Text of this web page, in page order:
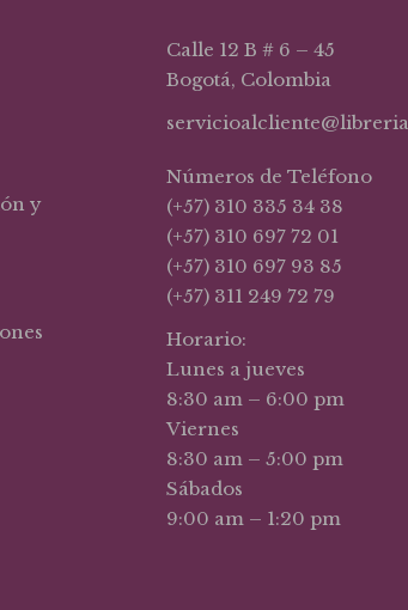
y
Calle 12 B # 6 – 45
Bogotá, Colombia
Números de Teléfono
(+57) 310 335 34 38
(+57) 310 697 72 01
(+57) 310 697 93 85
(+57) 311 249 72 79
Horario:
Lunes a jueves
8:30 am – 6:00 pm
Viernes
8:30 am – 5:00 pm
Sábados
9:00 am – 1:20 pm